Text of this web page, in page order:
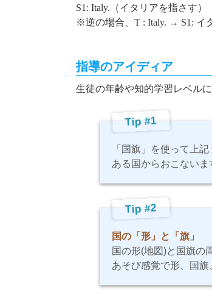
S1: Italy. （イタリアを指さす）
※逆の場合、 T : Italy. → S1: イ
指導のアイディア
生徒の年齢や知的学習レベル
Tip #1
「国旗」を使って上
ある国からおこないま
Tip #2
国の「形」と「旗」
国の形(地図)と国旗の
あそび感覚で形、国旗